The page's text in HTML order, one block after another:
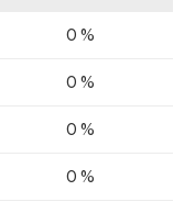
0 %
0 %
0 %
0 %